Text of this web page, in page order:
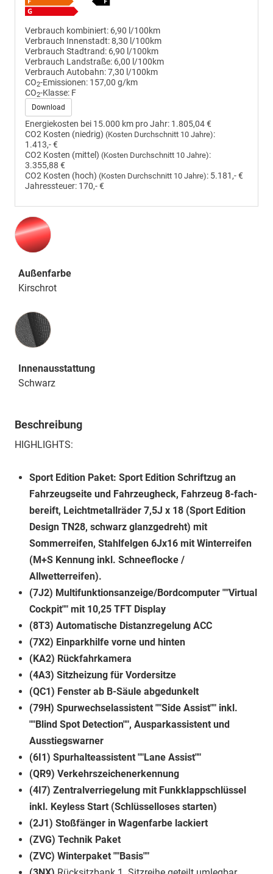
Verbrauch kombiniert: 6,90 l/100km
Verbrauch Innenstadt:8,30 l/100km
Verbrauch Stadtrand: 6,90 l/100km
Verbrauch Landstraße: 6,00 l/100km
Verbrauch Autobahn:7,30 l/100km
CO2-Emissionen: 157,00 g/km
CO2-Klasse: F
Download
Energiekosten bei 15.000 km pro Jahr: 1.805,04 €
CO2 Kosten (niedrig) (Kosten Durchschnitt 10 Jahre):
1.413,- €
CO2 Kosten (mittel) (Kosten Durchschnitt 10 Jahre):
3.355,88 €
CO2 Kosten (hoch) (Kosten Durchschnitt 10 Jahre): 5.181,- €
Jahressteuer: 170,- €
Außenfarbe
Kirschrot
Innenausstattung
Innenausstattung
Schwarz
Beschreibung
HIGHLIGHTS:
Sport Edition Paket: Sport Edition Schriftzug an
Fahrzeugseite und Fahrzeugheck, Fahrzeug 8-fach-
bereift, Leichtmetallräder 7,5J x 18 (Sport Edition
Design TN28, schwarz glanzgedreht) mit
Sommerreifen, Stahlfelgen 6Jx16 mit Winterreifen
(M+S Kennung inkl. Schneeflocke /
Allwetterreifen).
(7J2) Multifunktionsanzeige/Bordcomputer ""Virtual
Cockpit"" mit 10,25 TFT Display
(8T3) Automatische Distanzregelung ACC
(7X2) Einparkhilfe vorne und hinten
(KA2) Rückfahrkamera
(4A3) Sitzheizung für Vordersitze
(QC1) Fenster ab B-Säule abgedunkelt
(79H) Spurwechselassistent ""Side Assist"" inkl.
""Blind Spot Detection"", Ausparkassistent und
Ausstiegswarner
(6I1) Spurhalteassistent ""Lane Assist""
(QR9) Verkehrszeichenerkennung
(4I7) Zentralverriegelung mit Funkklappschlüssel
inkl. Keyless Start (Schlüsselloses starten)
(2J1) Stoßfänger in Wagenfarbe lackiert
(ZVG) Technik Paket
(ZVC) Winterpaket ""Basis""